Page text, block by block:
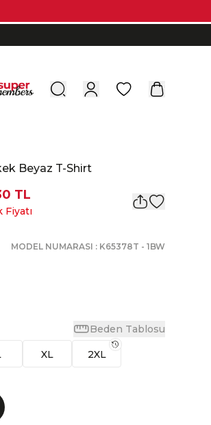
0
Beyaz T-Shirt
TL
Fiyatı
MODEL NUMARASI : K65378T - 1BW
Beden Tablosu
XL 2XL